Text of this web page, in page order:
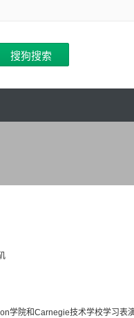
学院和Carnegie技术学校学习表